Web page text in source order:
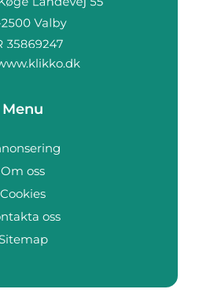
Menu
Om oss
Cookies
oss